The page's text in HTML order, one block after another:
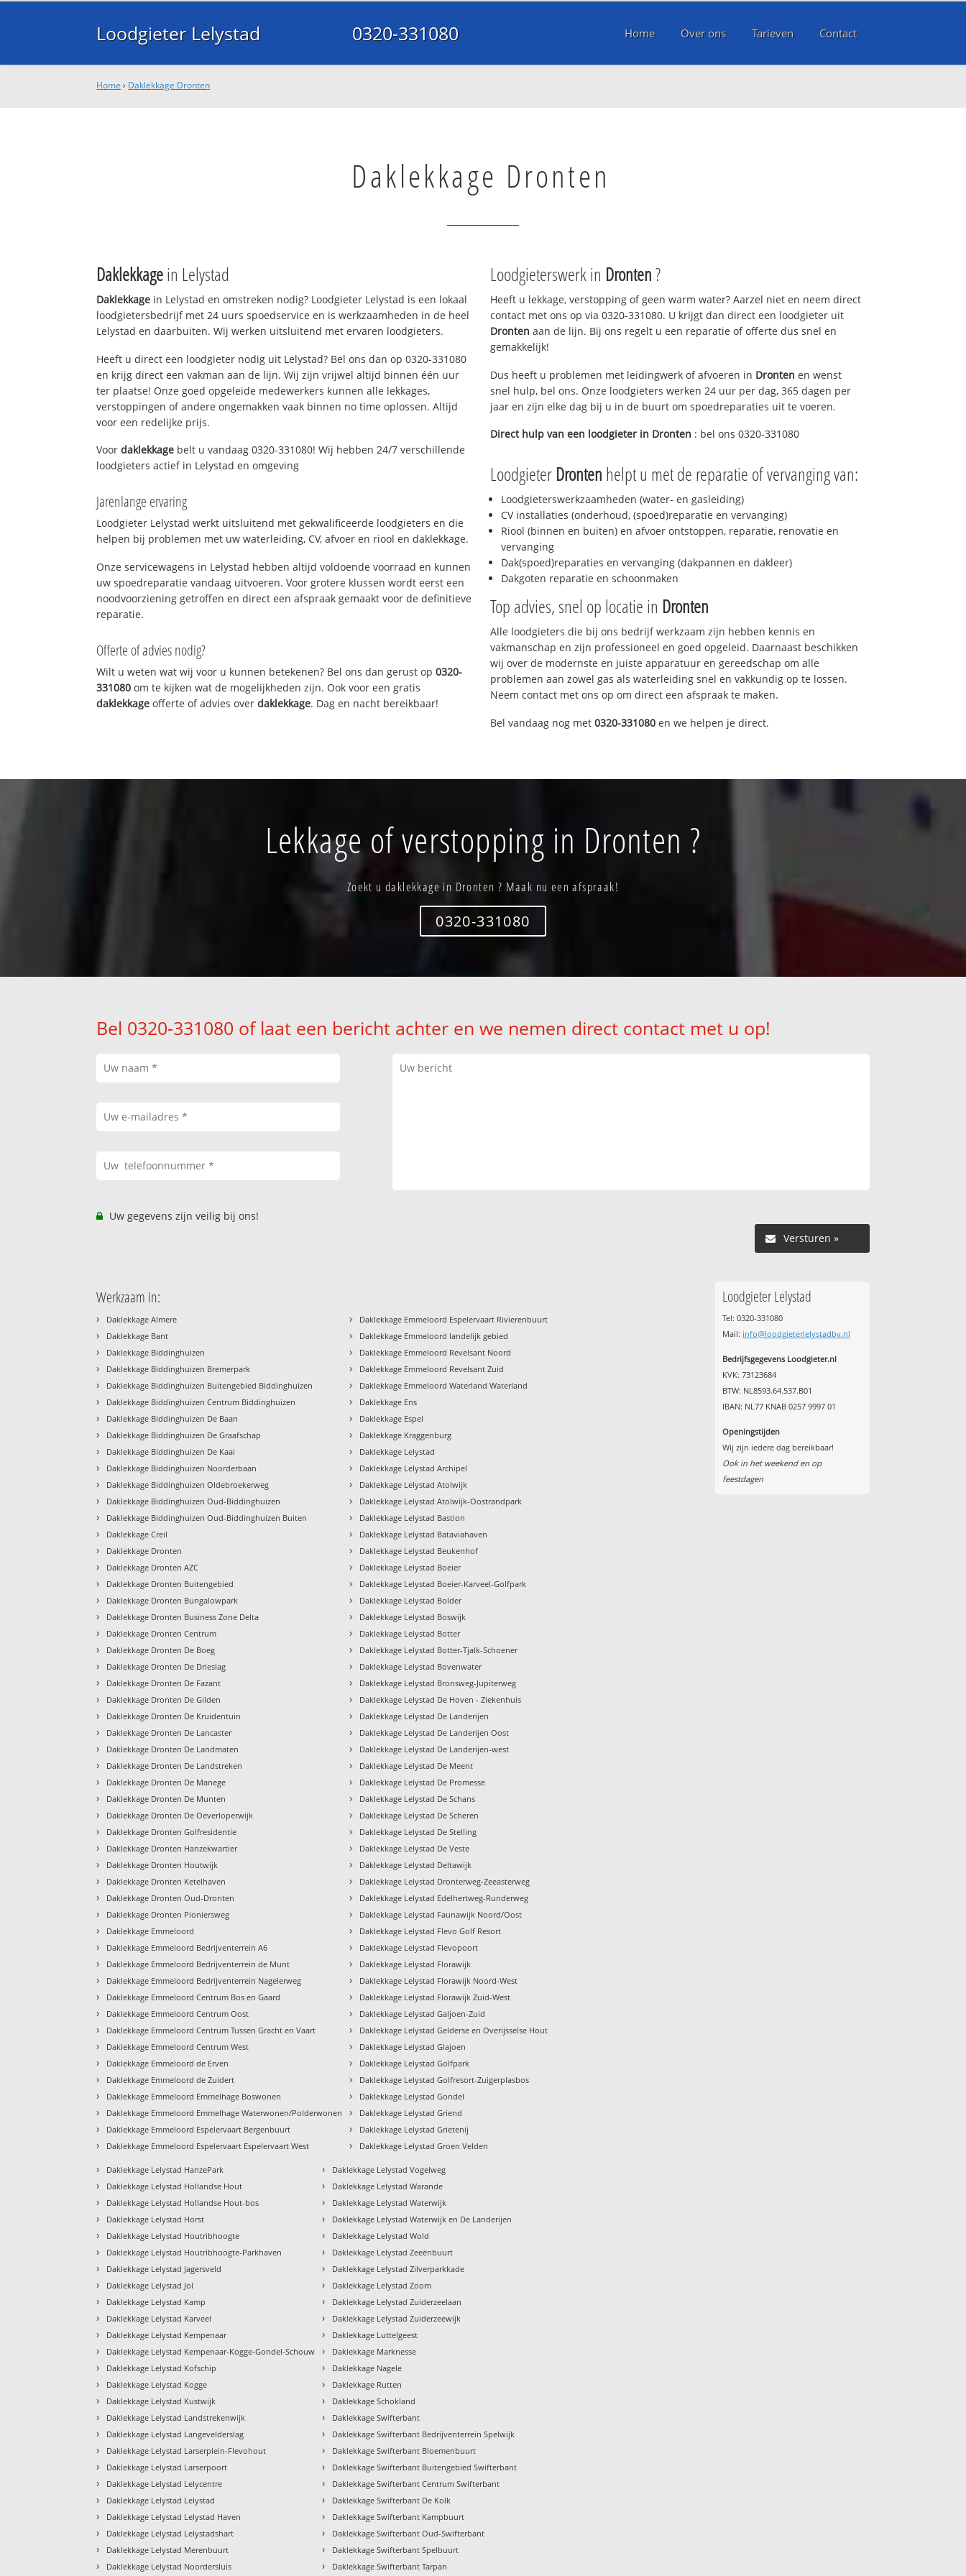
Loodgieter Lelystad 0320-331080 Home Over ons Tarieven Contact
Home › Daklekkage Dronten
Daklekkage Dronten
Daklekkagein Lelystad
Daklekkage in Lelystad en omstreken nodig? Loodgieter Lelystad is een lokaal
loodgietersbedrijf met 24 uurs spoedservice en is werkzaamheden in de heel
Lelystad en daarbuiten. Wij werken uitsluitend met ervaren loodgieters.
Heeft u direct een loodgieter nodig uit Lelystad? Bel ons dan op 0320-331080
en krijg direct een vakman aan de lijn. Wij zijn vrijwel altijd binnen één uur
ter plaatse! Onze goed opgeleide medewerkers kunnen alle lekkages,
verstoppingen of andere ongemakken vaak binnen no time oplossen. Altijd
voor een redelijke prijs.
Voordaklekkage belt u vandaag 0320-331080! Wij hebben 24/7 verschillende
loodgieters actief in Lelystad en omgeving
Jarenlange ervaring
Loodgieter Lelystad werkt uitsluitend met gekwalificeerde loodgieters en die
helpen bij problemen met uw waterleiding, CV, afvoer en riool en daklekkage.
Onze servicewagens in Lelystad hebben altijd voldoende voorraad en kunnen
uw spoedreparatie vandaag uitvoeren. Voor grotere klussen wordt eerst een
noodvoorziening getroffen en direct een afspraak gemaakt voor de definitieve
reparatie.
Offerte of advies nodig?
Wilt u weten wat wij voor u kunnen betekenen? Bel ons dan gerust op0320-
331080 om te kijken wat de mogelijkheden zijn. Ook voor een gratis
daklekkage offerte of advies overdaklekkage. Dag en nacht bereikbaar!
Loodgieterswerk in Dronten?
Heeft u lekkage, verstopping of geen warm water? Aarzel niet en neem direct
contact met ons op via 0320-331080. U krijgt dan direct een loodgieter uit
Dronten aan de lijn. Bij ons regelt u een reparatie of offerte dus snel en
gemakkelijk!
Dus heeft u problemen met leidingwerk of afvoeren in Dronten en wenst
snel hulp, bel ons. Onze loodgieters werken 24 uur per dag, 365 dagen per
jaar en zijn elke dag bij u in de buurt om spoedreparaties uit te voeren.
Direct hulp van een loodgieter in Dronten : bel ons 0320-331080
Loodgieter Dronten helpt u met de reparatie of vervanging van:
Loodgieterswerkzaamheden (water- en gasleiding)
CV installaties (onderhoud, (spoed)reparatie en vervanging)
Riool (binnen en buiten) en afvoer ontstoppen, reparatie, renovatie en
vervanging
Dak(spoed)reparaties en vervanging (dakpannen en dakleer)
Dakgoten reparatie en schoonmaken
Top advies, snel op locatie in Dronten
Alle loodgieters die bij ons bedrijf werkzaam zijn hebben kennis en
vakmanschap en zijn professioneel en goed opgeleid. Daarnaast beschikken
wij over de modernste en juiste apparatuur en gereedschap om alle
problemen aan zowel gas als waterleiding snel en vakkundig op te lossen.
Neem contact met ons op om direct een afspraak te maken.
Bel vandaag nog met 0320-331080 en we helpen je direct.
Lekkage of verstopping in Dronten ?
Zoekt u daklekkage in Dronten ? Maak nu een afspraak!
0320-331080
Bel 0320-331080 of laat een bericht achter en we nemen direct contact met u op!
Uw gegevens zijn veilig bij ons!
Versturen »
Werkzaam in:
› Daklekkage Almere
› Daklekkage Bant
› Daklekkage Biddinghuizen
› Daklekkage Biddinghuizen Bremerpark
› Daklekkage Biddinghuizen Buitengebied Biddinghuizen
› Daklekkage Biddinghuizen Centrum Biddinghuizen
› Daklekkage Biddinghuizen De Baan
› Daklekkage Biddinghuizen De Graafschap
› Daklekkage Biddinghuizen De Kaai
› Daklekkage Biddinghuizen Noorderbaan
› Daklekkage Biddinghuizen Oldebroekerweg
› Daklekkage Biddinghuizen Oud-Biddinghuizen
› Daklekkage Biddinghuizen Oud-Biddinghuizen Buiten
› Daklekkage Creil
› Daklekkage Dronten
› Daklekkage Dronten AZC
› Daklekkage Dronten Buitengebied
› Daklekkage Dronten Bungalowpark
› Daklekkage Dronten Business Zone Delta
› Daklekkage Dronten Centrum
› Daklekkage Dronten De Boeg
› Daklekkage Dronten De Drieslag
› Daklekkage Dronten De Fazant
› Daklekkage Dronten De Gilden
› Daklekkage Dronten De Kruidentuin
› Daklekkage Dronten De Lancaster
› Daklekkage Dronten De Landmaten
› Daklekkage Dronten De Landstreken
› Daklekkage Dronten De Manege
› Daklekkage Dronten De Munten
› Daklekkage Dronten De Oeverloperwijk
› Daklekkage Dronten Golfresidentie
› Daklekkage Dronten Hanzekwartier
› Daklekkage Dronten Houtwijk
› Daklekkage Dronten Ketelhaven
› Daklekkage Dronten Oud-Dronten
› Daklekkage Dronten Pioniersweg
› Daklekkage Emmeloord
› Daklekkage Emmeloord Bedrijventerrein A6
› Daklekkage Emmeloord Bedrijventerrein de Munt
› Daklekkage Emmeloord Bedrijventerrein Nagelerweg
› Daklekkage Emmeloord Centrum Bos en Gaard
› Daklekkage Emmeloord Centrum Oost
› Daklekkage Emmeloord Centrum Tussen Gracht en Vaart
› Daklekkage Emmeloord Centrum West
› Daklekkage Emmeloord de Erven
› Daklekkage Emmeloord de Zuidert
› Daklekkage Emmeloord Emmelhage Boswonen
› Daklekkage Emmeloord Emmelhage Waterwonen/Polderwonen
› Daklekkage Emmeloord Espelervaart Bergenbuurt
› Daklekkage Emmeloord Espelervaart Espelervaart West
› Daklekkage Emmeloord Espelervaart Rivierenbuurt
› Daklekkage Emmeloord landelijk gebied
› Daklekkage Emmeloord Revelsant Noord
› Daklekkage Emmeloord Revelsant Zuid
› Daklekkage Emmeloord Waterland Waterland
› Daklekkage Ens
› Daklekkage Espel
› Daklekkage Kraggenburg
› Daklekkage Lelystad
› Daklekkage Lelystad Archipel
› Daklekkage Lelystad Atolwijk
› Daklekkage Lelystad Atolwijk-Oostrandpark
› Daklekkage Lelystad Bastion
› Daklekkage Lelystad Bataviahaven
› Daklekkage Lelystad Beukenhof
› Daklekkage Lelystad Boeier
› Daklekkage Lelystad Boeier-Karveel-Golfpark
› Daklekkage Lelystad Bolder
› Daklekkage Lelystad Boswijk
› Daklekkage Lelystad Botter
› Daklekkage Lelystad Botter-Tjalk-Schoener
› Daklekkage Lelystad Bovenwater
› Daklekkage Lelystad Bronsweg-Jupiterweg
› Daklekkage Lelystad De Hoven - Ziekenhuis
› Daklekkage Lelystad De Landerijen
› Daklekkage Lelystad De Landerijen Oost
› Daklekkage Lelystad De Landerijen-west
› Daklekkage Lelystad De Meent
› Daklekkage Lelystad De Promesse
› Daklekkage Lelystad De Schans
› Daklekkage Lelystad De Scheren
› Daklekkage Lelystad De Stelling
› Daklekkage Lelystad De Veste
› Daklekkage Lelystad Deltawijk
› Daklekkage Lelystad Dronterweg-Zeeasterweg
› Daklekkage Lelystad Edelhertweg-Runderweg
› Daklekkage Lelystad Faunawijk Noord/Oost
› Daklekkage Lelystad Flevo Golf Resort
› Daklekkage Lelystad Flevopoort
› Daklekkage Lelystad Florawijk
› Daklekkage Lelystad Florawijk Noord-West
› Daklekkage Lelystad Florawijk Zuid-West
› Daklekkage Lelystad Galjoen-Zuid
› Daklekkage Lelystad Gelderse en Overijsselse Hout
› Daklekkage Lelystad Glajoen
› Daklekkage Lelystad Golfpark
› Daklekkage Lelystad Golfresort-Zuigerplasbos
› Daklekkage Lelystad Gondel
› Daklekkage Lelystad Griend
› Daklekkage Lelystad Grietenij
› Daklekkage Lelystad Groen Velden
› Daklekkage Lelystad HanzePark
› Daklekkage Lelystad Hollandse Hout
› Daklekkage Lelystad Hollandse Hout-bos
› Daklekkage Lelystad Horst
› Daklekkage Lelystad Houtribhoogte
› Daklekkage Lelystad Houtribhoogte-Parkhaven
› Daklekkage Lelystad Jagersveld
› Daklekkage Lelystad Jol
› Daklekkage Lelystad Kamp
› Daklekkage Lelystad Karveel
› Daklekkage Lelystad Kempenaar
› Daklekkage Lelystad Kempenaar-Kogge-Gondel-Schouw
› Daklekkage Lelystad Kofschip
› Daklekkage Lelystad Kogge
› Daklekkage Lelystad Kustwijk
› Daklekkage Lelystad Landstrekenwijk
› Daklekkage Lelystad Langevelderslag
› Daklekkage Lelystad Larserplein-Flevohout
› Daklekkage Lelystad Larserpoort
› Daklekkage Lelystad Lelycentre
› Daklekkage Lelystad Lelystad
› Daklekkage Lelystad Lelystad Haven
› Daklekkage Lelystad Lelystadshart
› Daklekkage Lelystad Merenbuurt
› Daklekkage Lelystad Noordersluis
› Daklekkage Lelystad Vogelweg
› Daklekkage Lelystad Warande
› Daklekkage Lelystad Waterwijk
› Daklekkage Lelystad Waterwijk en De Landerijen
› Daklekkage Lelystad Wold
› Daklekkage Lelystad Zeeënbuurt
› Daklekkage Lelystad Zilverparkkade
› Daklekkage Lelystad Zoom
› Daklekkage Lelystad Zuiderzeelaan
› Daklekkage Lelystad Zuiderzeewijk
› Daklekkage Luttelgeest
› Daklekkage Marknesse
› Daklekkage Nagele
› Daklekkage Rutten
› Daklekkage Schokland
› Daklekkage Swifterbant
› Daklekkage Swifterbant Bedrijventerrein Spelwijk
› Daklekkage Swifterbant Bloemenbuurt
› Daklekkage Swifterbant Buitengebied Swifterbant
› Daklekkage Swifterbant Centrum Swifterbant
› Daklekkage Swifterbant De Kolk
› Daklekkage Swifterbant Kampbuurt
› Daklekkage Swifterbant Oud-Swifterbant
› Daklekkage Swifterbant Spelbuurt
› Daklekkage Swifterbant Tarpan
Loodgieter Lelystad
Tel: 0320-331080
Mail: info@loodgieterlelystadbv.nl
Bedrijfsgegevens Loodgieter.nl
KVK: 73123684
BTW: NL8593.64.537.B01
IBAN: NL77 KNAB 0257 9997 01
Openingstijden
Wij zijn iedere dag bereikbaar!
Ook in het weekend en op
feestdagen